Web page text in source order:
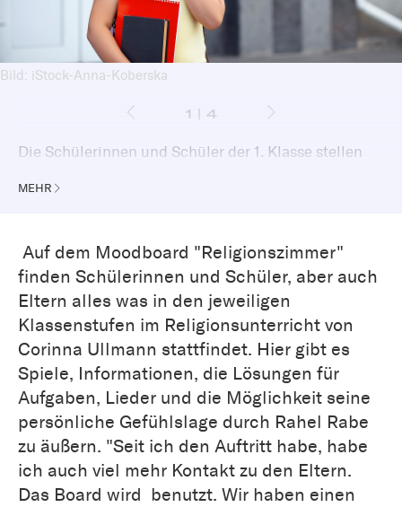
Bild: iStock-Anna-Koberska
1 | 4
Die Schülerinnen und Schüler der 1. Klasse stellen
komme ich her? Wozu bin ich auf der Welt?) und
Vorstellungen und Bilder von Glück und Segen in
Verbindung mit biblisch-christlichen Aussagen über
gelingendes Leben.
MEHR
Auf dem Moodboard "Religionszimmer"
finden Schülerinnen und Schüler, aber auch
Eltern alles was in den jeweiligen
Klassenstufen im Religionsunterricht von
Corinna Ullmann stattfindet. Hier gibt es
Spiele, Informationen, die Lösungen für
Aufgaben, Lieder und die Möglichkeit seine
persönliche Gefühlslage durch Rahel Rabe
zu äußern. "Seit ich den Auftritt habe, habe
ich auch viel mehr Kontakt zu den Eltern.
Das Board wird benutzt. Wir haben einen